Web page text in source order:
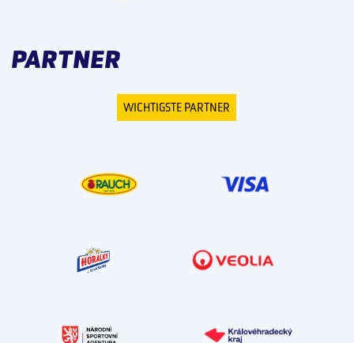
PARTNER
WICHTIGSTE PARTNER